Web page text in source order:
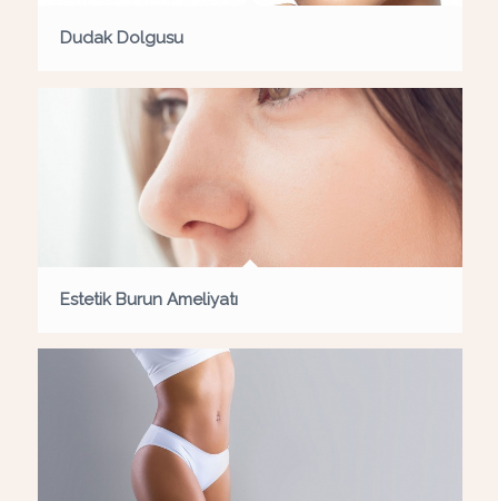
Dudak Dolgusu
Estetik Burun Ameliyatı